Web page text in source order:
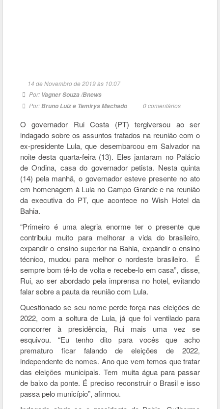
14 de Novembro de 2019 às 10:07
Por: Vagner Souza /Bnews
Por: Bruno Luiz e Tamirys Machado 0comentários
O governador Rui Costa (PT) tergiversou ao ser
indagado sobre os assuntos tratados na reunião com o
ex-presidente Lula, que desembarcou em Salvador na
noite desta quarta-feira (13). Eles jantaram no Palácio
de Ondina, casa do governador petista. Nesta quinta
(14) pela manhã, o governador esteve presente no ato
em homenagem à Lula no Campo Grande e na reunião
da executiva do PT, que acontece no Wish Hotel da
Bahia.
“Primeiro é uma alegria enorme ter o presente que
contribuiu muito para melhorar a vida do brasileiro,
expandir o ensino superior na Bahia, expandir o ensino
técnico, mudou para melhor o nordeste brasileiro. É
sempre bom tê-lo de volta e recebe-lo em casa”, disse,
Rui, ao ser abordado pela imprensa no hotel, evitando
falar sobre a pauta da reunião com Lula.
Questionado se seu nome perde força nas eleições de
2022, com a soltura de Lula, já que foi ventilado para
concorrer à presidência, Rui mais uma vez se
esquivou. “Eu tenho dito para vocês que acho
prematuro ficar falando de eleições de 2022,
independente de nomes. Ano que vem temos que tratar
das eleições municipais. Tem muita água para passar
de baixo da ponte. É preciso reconstruir o Brasil e isso
passa pelo município”, afirmou.